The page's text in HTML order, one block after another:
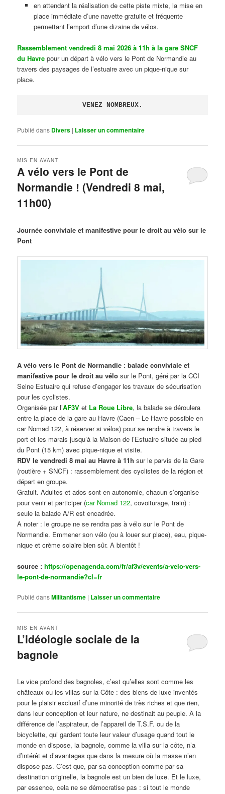
en attendant la réalisation de cette piste mixte, la mise en
place immédiate d’une navette gratuite et fréquente
permettant l’emport d’une dizaine de vélos.
Rassemblement vendredi 8 mai 2026 à 11h à la gare SNCF
du Havre pour un départ à vélo vers le Pont de Normandie au
travers des paysages de l’estuaire avec un pique-nique sur
place.
VENEZ NOMBREUX.
Publié dans Divers | Laisser un commentaire
A vélo vers le Pont de
Normandie ! (Vendredi 8 mai,
11h00)
MIS EN AVANT
Journée conviviale et manifestive pour le droit au vélo sur le
Pont
A vélo vers le Pont de Normandie : balade conviviale et
manifestive pour le droit au vélo sur le Pont, géré par la CCI
Seine Estuaire qui refuse d’engager les travaux de sécurisation
pour les cyclistes.
Organisée par l’AF3V et La Roue Libre, la balade se déroulera
entre la place de la gare au Havre (Caen – Le Havre possible en
car Nomad 122, à réserver si vélos) pour se rendre à travers le
port et les marais jusqu’à la Maison de l’Estuaire située au pied
du Pont (15 km) avec pique-nique et visite.
RDV le vendredi 8 mai au Havre à 11h sur le parvis de la Gare
(routière + SNCF) : rassemblement des cyclistes de la région et
départ en groupe.
Gratuit. Adultes et ados sont en autonomie, chacun s’organise
pour venir et participer (car Nomad 122, covoiturage, train) :
seule la balade A/R est encadrée.
A noter : le groupe ne se rendra pas à vélo sur le Pont de
Normandie. Emmener son vélo (ou à louer sur place), eau, pique-
nique et crème solaire bien sûr. A bientôt !
source :https://openagenda.com/fr/af3v/events/a-velo-vers-
le-pont-de-normandie?cl=fr
Publié dansMilitantisme | Laisser un commentaire
L’idéologie sociale de la
bagnole
MIS EN AVANT
Le vice profond des bagnoles, c’est qu’elles sont comme les
châteaux ou les villas sur la Côte : des biens de luxe inventés
pour le plaisir exclusif d’une minorité de très riches et que rien,
dans leur conception et leur nature, ne destinait au peuple. À la
différence de l’aspirateur, de l’appareil de T.S.F. ou de la
bicyclette, qui gardent toute leur valeur d’usage quand tout le
monde en dispose, la bagnole, comme la villa sur la côte, n’a
d’intérêt et d’avantages que dans la mesure où la masse n’en
dispose pas. C’est que, par sa conception comme par sa
destination originelle, la bagnole est un bien de luxe. Et le luxe,
par essence, cela ne se démocratise pas : si tout le monde